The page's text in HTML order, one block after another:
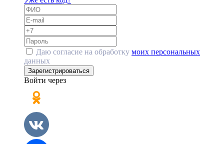
Даю согласие на обработку моих персональных
данных
Зарегистрироваться
Войти через